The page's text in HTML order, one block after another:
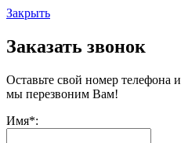
Закрыть
Заказать звонок
Оставьте свой номер телефона и
мы перезвоним Вам!
Имя*: